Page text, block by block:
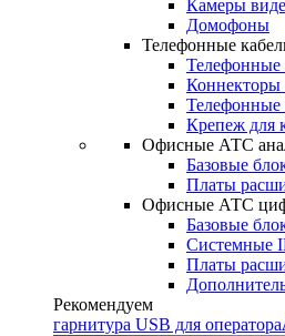
Камеры
Домофоны
Телефонные
Коннекторы
Телефонные
Крепеж для
Офисные АТС
Базовые
Платы
Офисные АТС
Базовые
Системные
Платы
Рекомендуем
гарнитура USB для оператора